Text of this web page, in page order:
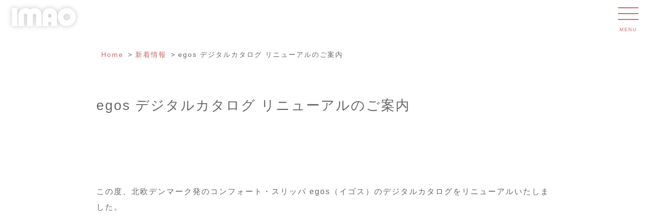
MENU
Home 新着情報 egos デジタルカタログ リニューアルのご案内
egos デジタルカタログ リニューアルのご案内
この度、北欧デンマーク発のコンフォート・スリッパ egos（イゴス）のデジタルカタログをリニューアルいたしま
した。